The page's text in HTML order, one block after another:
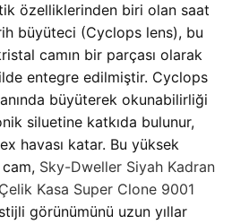
özelliklerinden biri olan saat
büyüteci (Cyclops lens), bu
camın bir parçası olarak
entegre edilmiştir. Cyclops
büyüterek okunabilirliği
siluetine katkıda bulunur,
havası katar. Bu yüksek
Sky-Dweller Siyah Kadran
Kasa Super Clone 9001
görünümünü uzun yıllar